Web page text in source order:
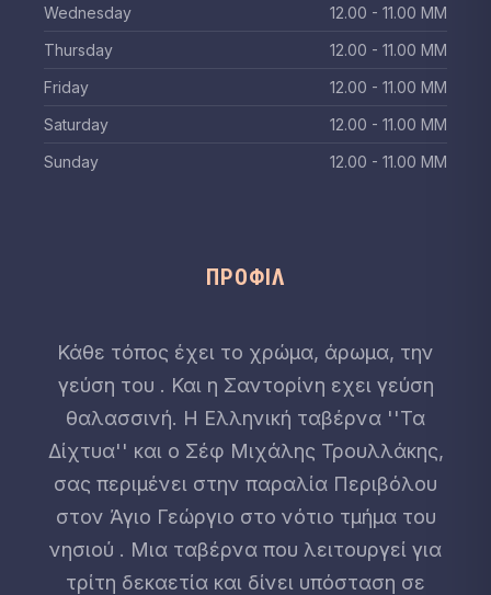
Wednesday
12.00 - 11.00 ΜΜ
Thursday
12.00 - 11.00 ΜΜ
Friday
12.00 - 11.00 ΜΜ
Saturday
12.00 - 11.00 ΜΜ
Sunday
12.00 - 11.00 ΜΜ
ΠΡΟΦΊΛ
Κάθε τόπος έχει το χρώμα, άρωμα, την
γεύση του . Και η Σαντορίνη εχει γεύση
θαλασσινή. Η Ελληνική ταβέρνα ''Τα
Δίχτυα'' και ο Σέφ Μιχάλης Τρουλλάκης,
σας περιμένει στην παραλία Περιβόλου
στον Άγιο Γεώργιο στο νότιο τμήμα του
νησιού . Μια ταβέρνα που λειτουργεί για
τρίτη δεκαετία και δίνει υπόσταση σε